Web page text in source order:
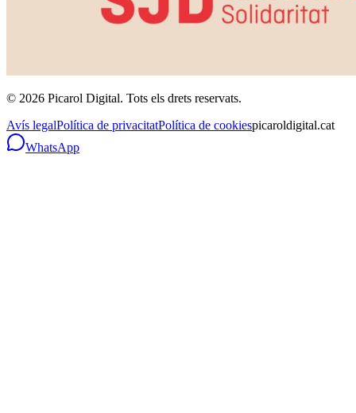
© 2026 Picarol Digital. Tots els drets reservats.
Avís legalPolítica de privacitatPolítica de cookiespicaroldigital.cat
WhatsApp